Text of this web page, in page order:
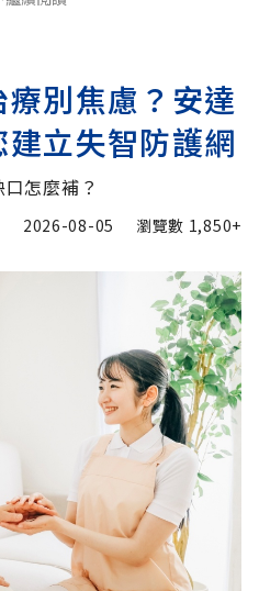
別焦慮？安達
立失智防護網
怎麼補？
2026-08-05 瀏覽數 1,850+